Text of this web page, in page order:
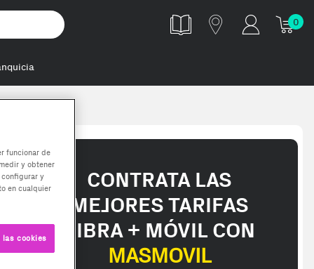
0
CONTRATA LAS
MEJORES TARIFAS
FIBRA + MÓVIL CON
MASMOVIL
funcionar de
y obtener
y
en cualquier
cookies